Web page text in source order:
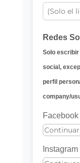
Redes
Solo escribir
social,
perfil
company/
Facebook
Instagram